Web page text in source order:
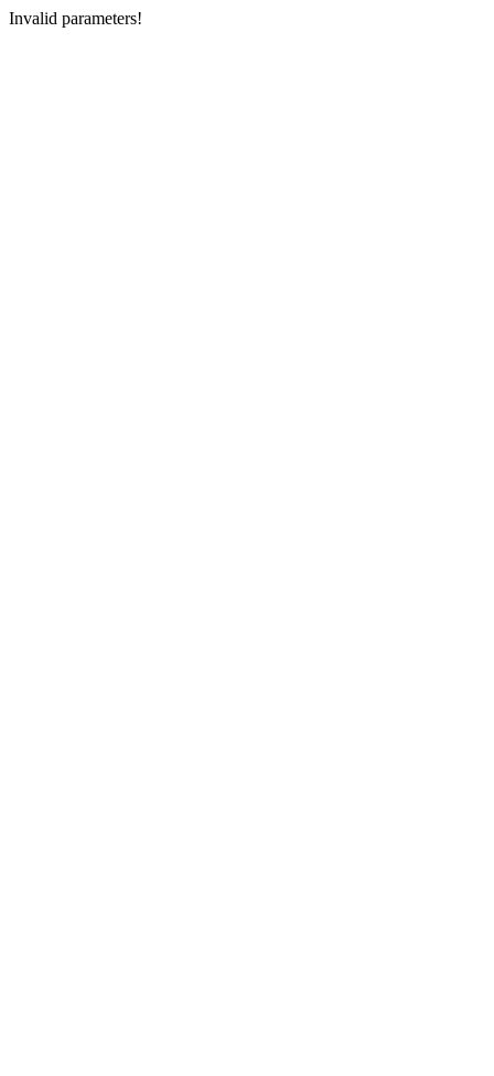
Invalid parameters!